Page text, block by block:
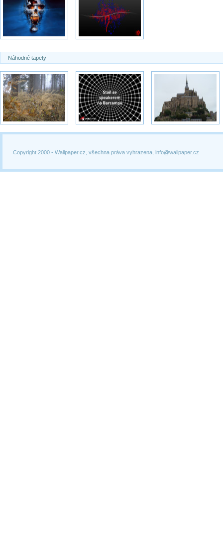
Náhodné tapety
Copyright 2000 - Wallpaper.cz, všechna práva vyhrazena, info@wallpaper.cz